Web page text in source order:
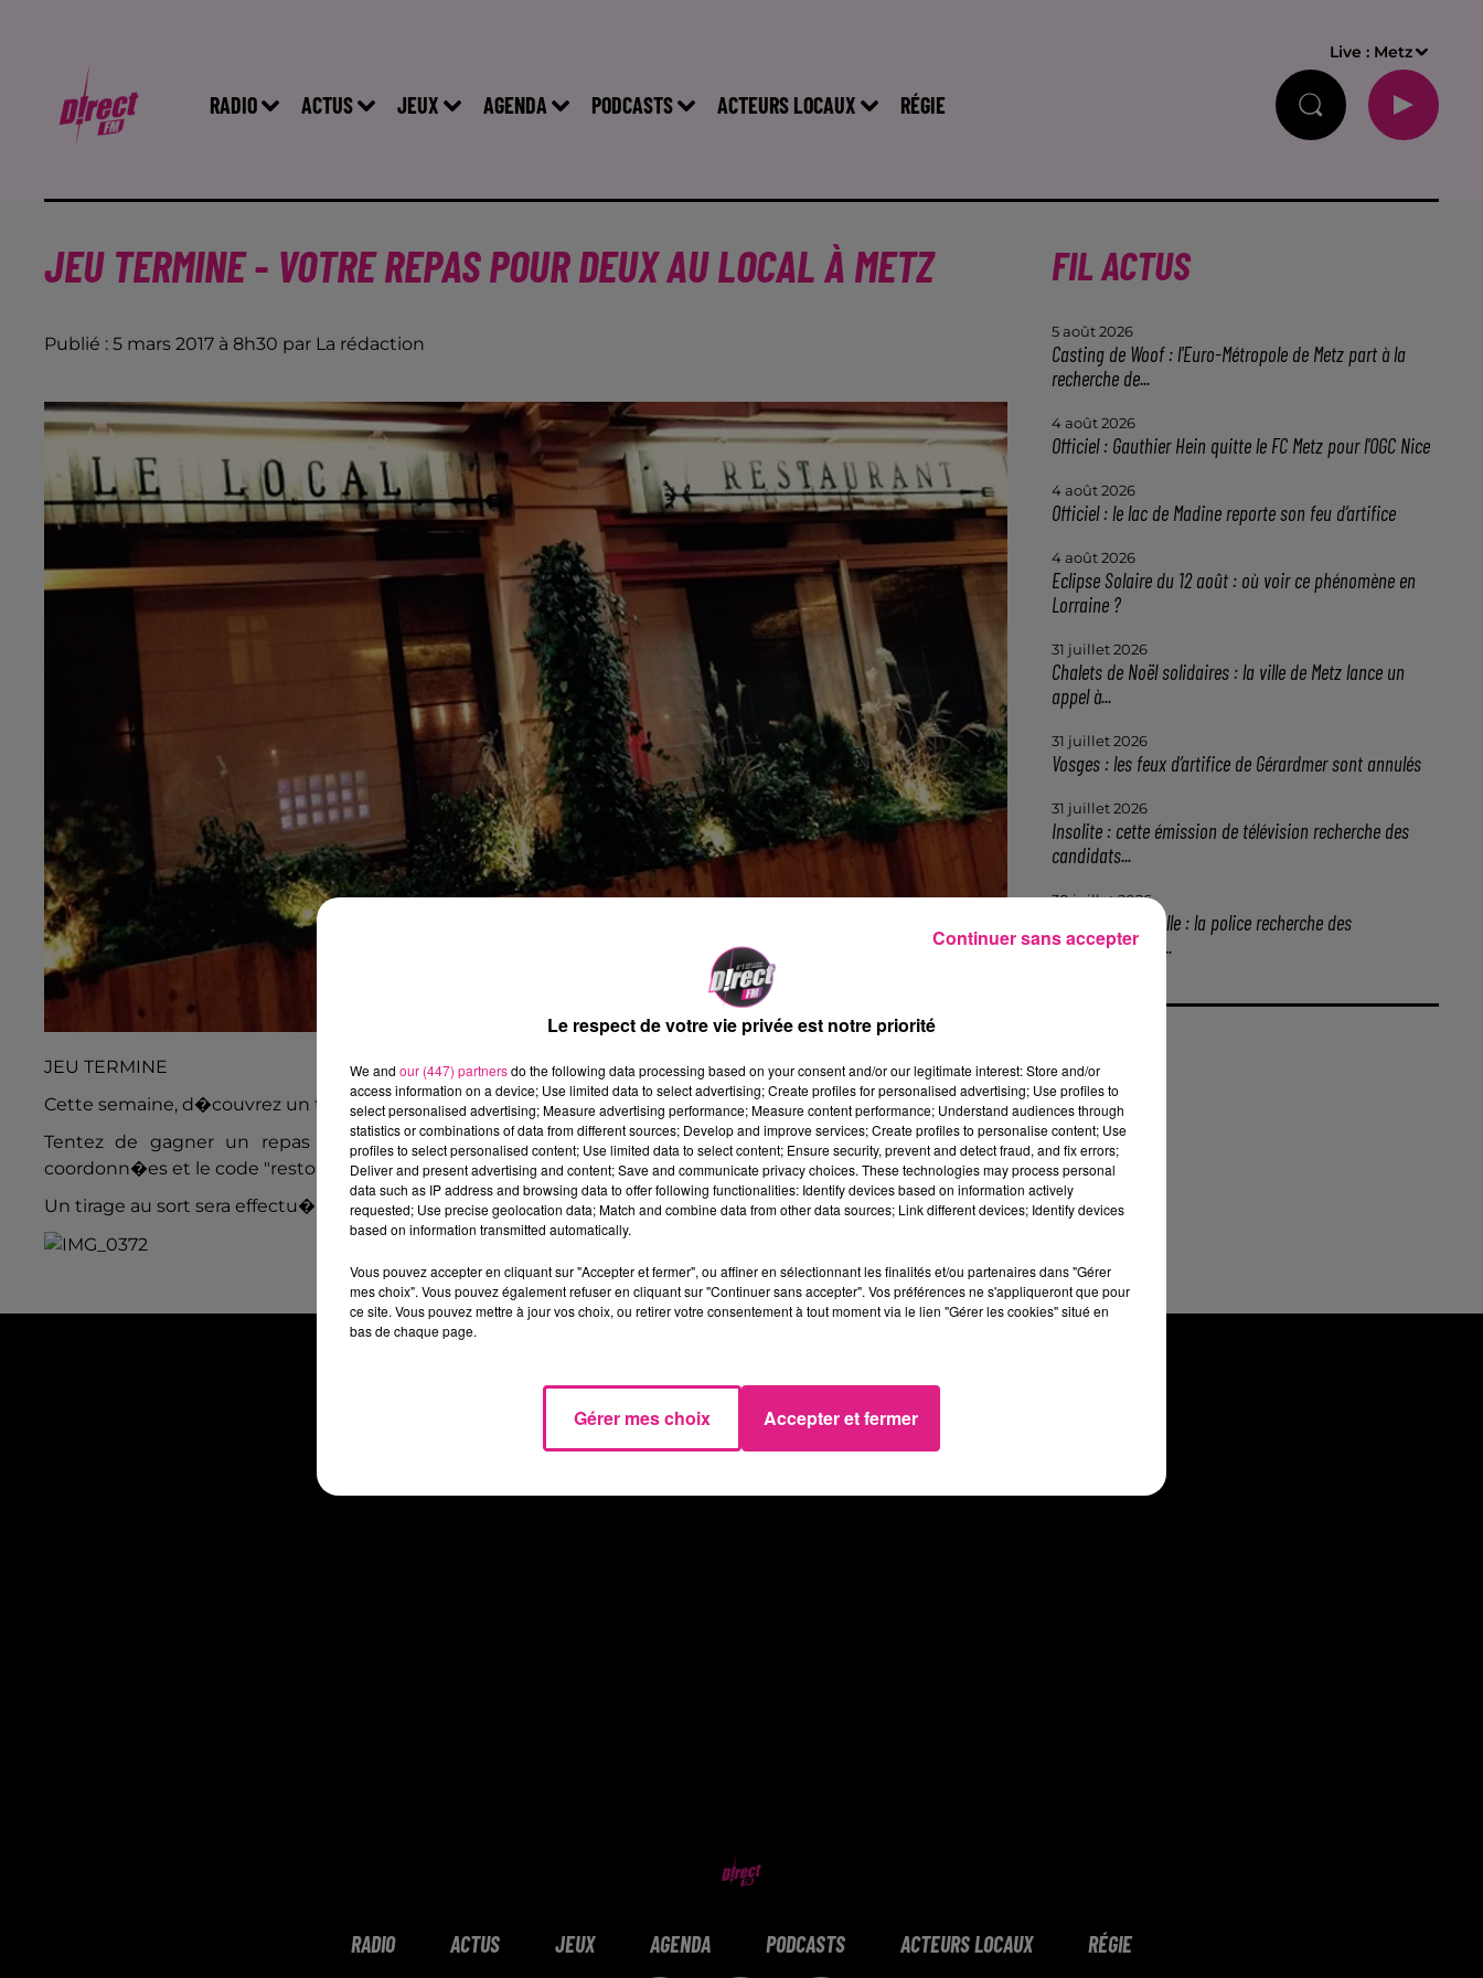
RADIO ACTUS JEUX AGENDA PODCASTS ACTEURS LOCAUX RÉGIE
Live : Metz
JEU TERMINE - VOTRE REPAS POUR DEUX AU LOCAL À METZ
Publié : 5 mars 2017 à 8h30 par La rédaction
JEU TERMINE
Cette semaine, d�couvrez un tout nouveau restaurant gr�ce � Direct FM : Le Local � Metz !
Tentez de gagner un repas pour deux dans cet �tablissement, en envoyant tout simplement vos
coordonn�es et le code "resto" � jeu@radiodirect.net !
Un tirage au sort sera effectu� le lundi 6 mars, dans la matin�e.
FIL ACTUS
5 août 2026
Casting de Woof : l'Euro-Métropole de Metz part à la
recherche de...
4 août 2026
Officiel : Gauthier Hein quitte le FC Metz pour l'OGC Nice
4 août 2026
Officiel : le lac de Madine reporte son feu d’artifice
4 août 2026
Eclipse Solaire du 12 août : où voir ce phénomène en
Lorraine ?
31 juillet 2026
Chalets de Noël solidaires : la ville de Metz lance un
appel à...
31 juillet 2026
Vosges : les feux d’artifice de Gérardmer sont annulés
31 juillet 2026
Insolite : cette émission de télévision recherche des
candidats...
30 juillet 2026
Meurthe-et-Moselle : la police recherche des
propriétaires de...
RADIO ACTUS JEUX AGENDA PODCASTS ACTEURS LOCAUX RÉGIE
Le respect de votre vie privée est notre priorité
We and our (447) partnersdo the following data processing based on your consent and/or our legitimate interest: Store and/or
access information on a device; Use limited data to select advertising; Create profiles for personalised advertising; Use profiles to
select personalised advertising; Measure advertising performance; Measure content performance; Understand audiences through
statistics or combinations of data from different sources; Develop and improve services; Create profiles to personalise content; Use
profiles to select personalised content; Use limited data to select content; Ensure security, prevent and detect fraud, and fix errors;
Deliver and present advertising and content; Save and communicate privacy choices. These technologies may process personal
data such as IP address and browsing data to offer following functionalities: Identify devices based on information actively
requested; Use precise geolocation data; Match and combine data from other data sources; Link different devices; Identify devices
based on information transmitted automatically.
Vous pouvez accepter en cliquant sur "Accepter et fermer", ou affiner en sélectionnant les finalités et/ou partenaires dans "Gérer
mes choix". Vous pouvez également refuser en cliquant sur "Continuer sans accepter". Vos préférences ne s'appliqueront que pour
ce site. Vous pouvez mettre à jour vos choix, ou retirer votre consentement à tout moment via le lien "Gérer les cookies" situé en
bas de chaque page.
Gérer mes choix Accepter et fermer
Continuer sans accepter